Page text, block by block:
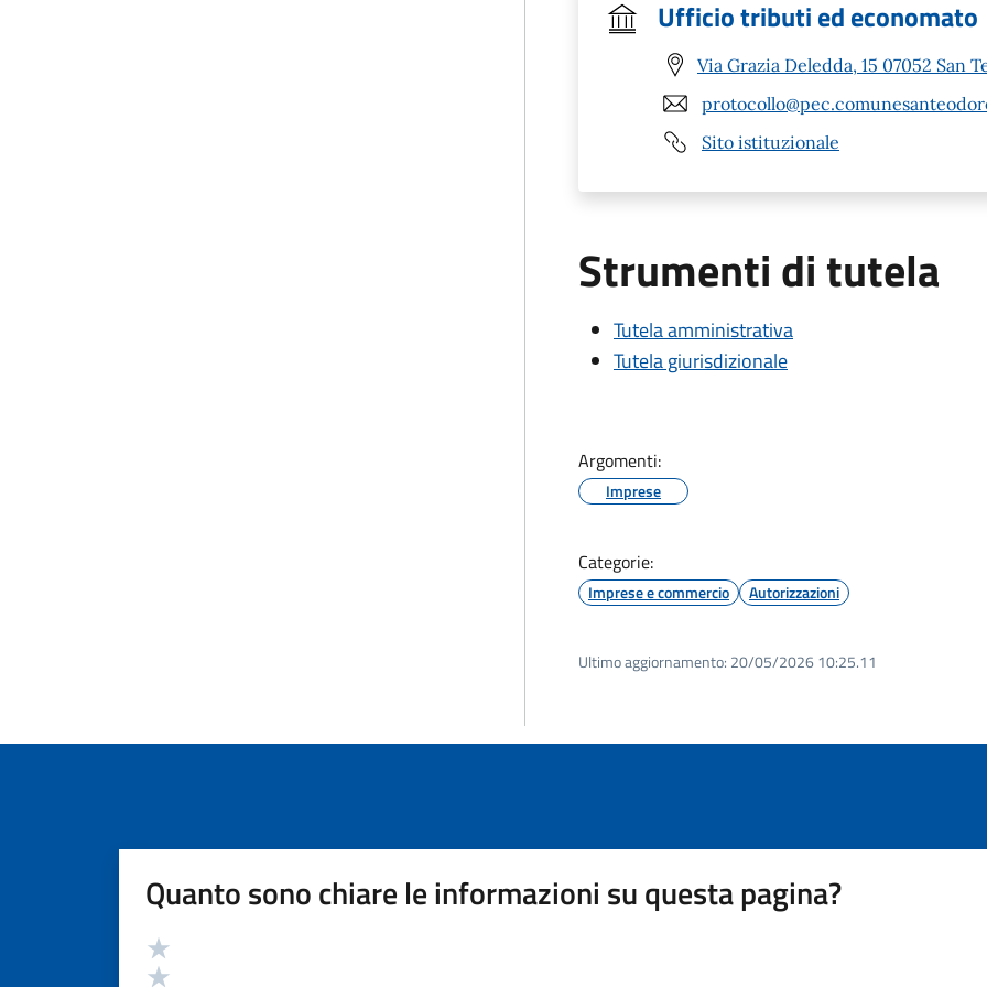
Ufficio tributi ed economato
Via Grazia Deledda, 15 07052 San
Sito istituzionale
Strumenti di tutela
Tutela amministrativa
Tutela giurisdizionale
Argomenti:
Imprese
Categorie:
Imprese e commercio Autorizzazioni
Ultimo aggiornamento: 20/05/2026 10:25.11
Quanto sono chiare le informazioni su questa pagina?
Valutazione